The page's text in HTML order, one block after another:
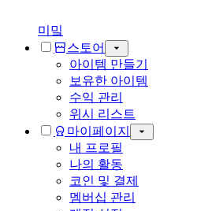
미밐
스토어
아이템 만들기
보유한 아이템
수익 관리
위시 리스트
마이페이지
내 프로필
나의 활동
코인 및 결제
멤버십 관리